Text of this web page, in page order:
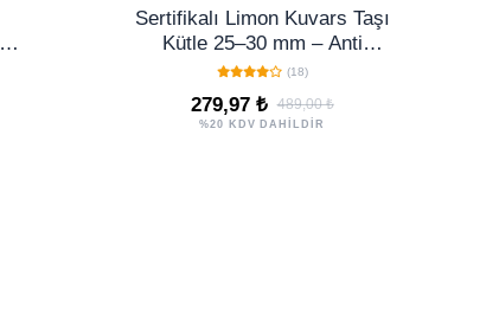
Sertifikalı Limon Kuvars Taşı
Kütle 25–30 mm – Anti
Depresyon ve Pozitif Enerji
Taşı
(18)
279,97 ₺ 489,00 ₺
%20 KDV DAHİLDİR